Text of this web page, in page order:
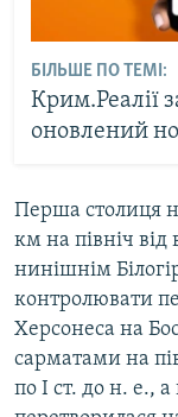
БІЛЬШЕ ПО ТЕМІ:
Крим.Реалії
оновлений
Перша столиця
км на північ
нинішнім
контролювати
Херсонеса на
сарматами на
по I ст. до н. е., а